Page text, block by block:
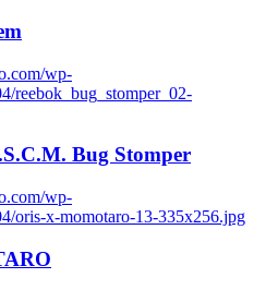
wp-
reebok_bug_stomper_02-
Bug Stomper
wp-
oris-x-momotaro-13-335x256.jpg